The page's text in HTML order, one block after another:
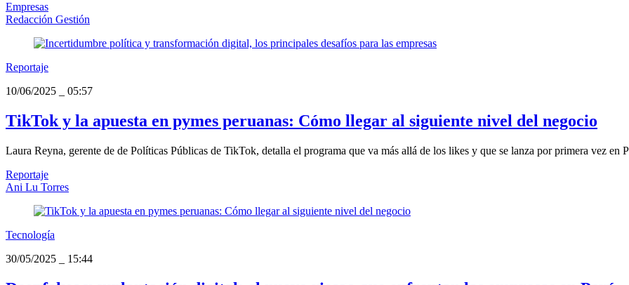
Empresas
Redacción Gestión
Reportaje
10/06/2025
05:57
TikTok y la apuesta en pymes peruanas: Cómo llegar al siguiente nivel del negocio
Laura Reyna, gerente de de Políticas Públicas de TikTok, detalla el programa que va más allá de los likes y que se lanza por primera vez en
Reportaje
Ani Lu Torres
Tecnología
30/05/2025
15:44